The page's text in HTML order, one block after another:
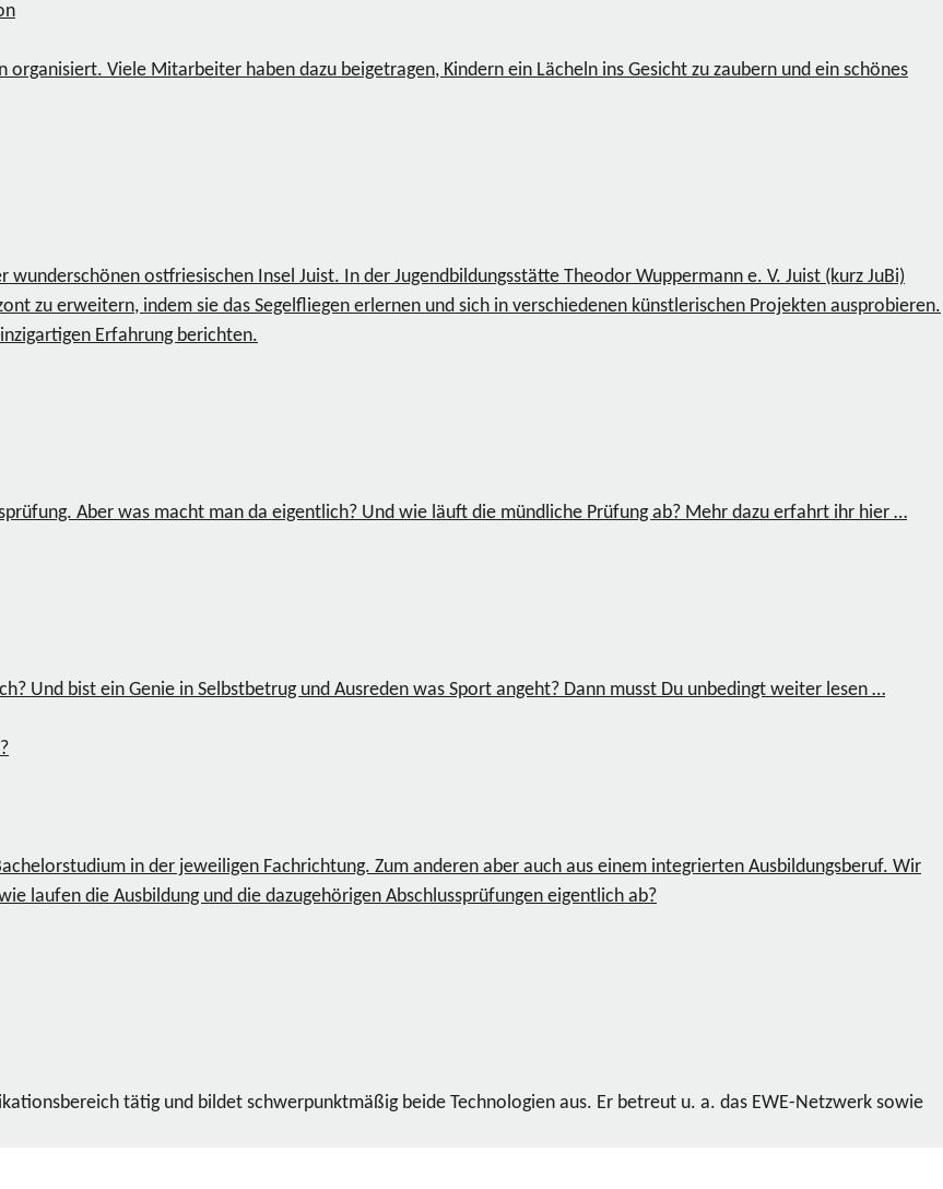
Viele Mitarbeiter haben dazu beigetragen, Kindern ein Lächeln ins Gesicht zu zaubern und ein schönes
ostfriesischen Insel Juist. In der Jugendbildungsstätte Theodor Wuppermann e. V. Juist (kurz JuBi)
zu erweitern, indem sie das Segelfliegen erlernen und sich in verschiedenen künstlerischen Projekten ausprobieren.
Erfahrung berichten.
Aber was macht man da eigentlich? Und wie läuft die mündliche Prüfung ab? Mehr dazu erfahrt ihr hier …
Und bist ein Genie in Selbstbetrug und Ausreden was Sport angeht? Dann musst Du unbedingt weiter lesen …
in der jeweiligen Fachrichtung. Zum anderen aber auch aus einem integrierten Ausbildungsberuf. Wir
laufen die Ausbildung und die dazugehörigen Abschlussprüfungen eigentlich ab?
tätig und bildet schwerpunktmäßig beide Technologien aus. Er betreut u. a. das EWE-Netzwerk sowie